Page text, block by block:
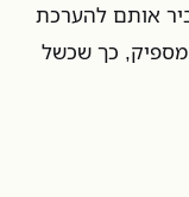
אותם להערכת
מספיק, כך שכשל